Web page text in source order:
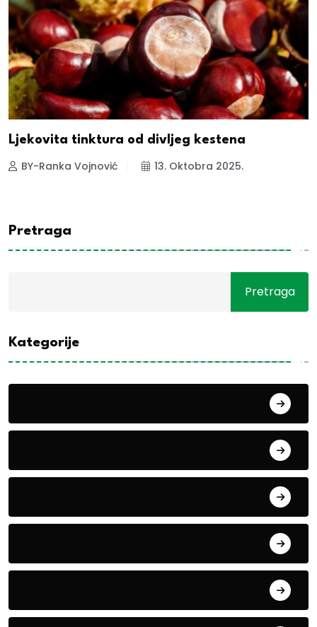
Ljekovita tinktura od divljeg kestena
BY-Ranka Vojnović 13. Oktobra 2025.
Pretraga
Pretraga
Kategorije